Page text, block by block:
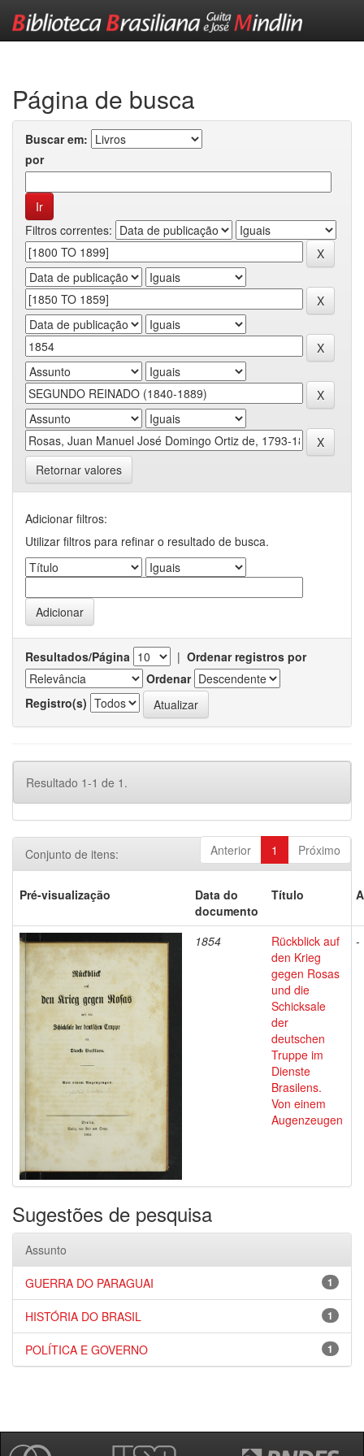
Página de busca
Buscar em:
por
Filtros correntes:
Retornar valores
Adicionar filtros:
Utilizar filtros para refinar o resultado de busca.
Resultados/Página | Ordenar registros por
Ordenar
Registro(s)
Resultado 1-1 de 1.
Anterior 1 Próximo
Conjunto de itens:
Pré-visualização
Data do
documento
Título
1854
Rückblick auf
den Krieg
gegen Rosas
und die
Schicksale
der
deutschen
Truppe im
Dienste
Brasilens.
Von einem
Augenzeugen
-
Sugestões de pesquisa
Assunto
1
GUERRA DO PARAGUAI
1
HISTÓRIA DO BRASIL
1
POLÍTICA E GOVERNO